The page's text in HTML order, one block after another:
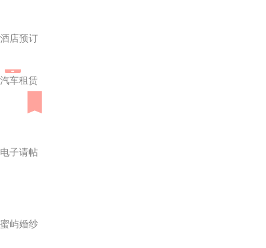
酒店预订
汽车租赁
电子请帖
蜜屿婚纱